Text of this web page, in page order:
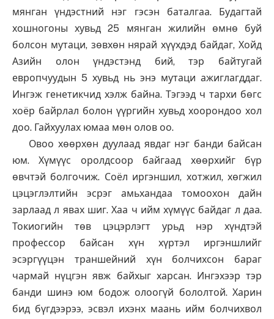
мянган үндэстний нэг гэсэн баталгаа. Будагтай
хошногоны хувьд 25 мянган жилийн өмнө буй
болсон мутаци, зөвхөн нярай хүүхдэд байдаг, Хойд
Азийн олон үндэстэнд бий, тэр байтугай
европчуудын 5 хувьд нь энэ мутаци ажиглагддаг.
Ингэж генетикчид хэлж байна. Тэгээд ч тархи бөгс
хоёр байрлал болон үүргийн хувьд хоорондоо хол
доо. Гайхуулах юмаа мөн олов оо.
Овоо хөөрхөн дуулаад явдаг нэг банди байсан
юм. Хүмүүс оролдсоор байгаад хөөрхийг бүр
өвчтэй болгочиж. Соёл иргэншил, хотжил, хөгжил
цэцэглэлтийн эсрэг амьхандаа томоохон дайн
зарлаад л явах шиг. Хаа ч ийм хүмүүс байдаг л даа.
Токиогийн төв цэцэрлэгт урьд нэр хүндтэй
профессор байсан хүн хүртэл иргэншлийг
эсэргүүцэн траншейний хүн болчихсон бараг
чармай нүцгэн явж байхыг харсан. Ингэхээр тэр
банди шинэ юм бодож олоогүй бололтой. Харин
бид бүгдээрээ, эсвэл ихэнх маань ийм болчихвол